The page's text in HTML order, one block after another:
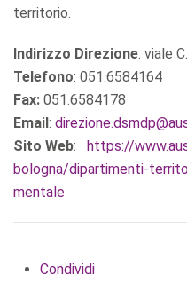
territorio.
Indirizzo Direzione: viale
Telefono: 051.6584164
Fax: 051.6584178
Email:
Sito Web: https://
bologna/dipartimenti-
mentale
Condividi